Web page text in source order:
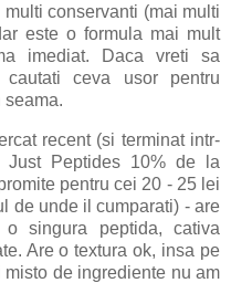
conservanti (mai multi
este o formula mai mult
imediat. Daca vreti sa
ceva usor pentru
seama.
recent (si terminat intr-
Just Peptides 10% de la
pentru cei 20 - 25 lei
de unde il cumparati) - are
singura peptida, cativa
Are o textura ok, insa pe
de ingrediente nu am